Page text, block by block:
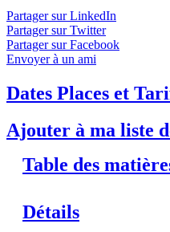
Venez découvrir et étudier la
hydrologique du fleuve Congo
Kinshasa en RDC, du 17 au 19
plus bas ↓
Partager sur LinkedIn
Partager sur Twitter
Partager sur Facebook
Envoyer à un ami
Dates Places et
Ajouter à ma liste
Table des
Détails